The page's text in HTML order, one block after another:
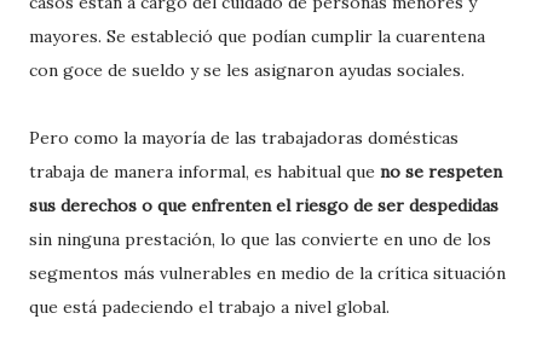
mayores. Se estableció que podían cumplir la cuarentena
con goce de sueldo y se les asignaron ayudas sociales.
Pero como la mayoría de las trabajadoras domésticas
trabaja de manera informal, es habitual que no se respeten
sus derechos o que enfrenten el riesgo de ser despedidas
sin ninguna prestación, lo que las convierte en uno de los
segmentos más vulnerables en medio de la crítica situación
que está padeciendo el trabajo a nivel global.